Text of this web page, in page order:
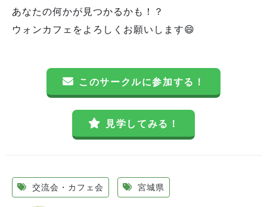
あなたの何かが見つかるかも！？
ウォンカフェをよろしくお願いします😄
このサークルに参加する！
見学してみる！
交流会・カフェ会 宮城県